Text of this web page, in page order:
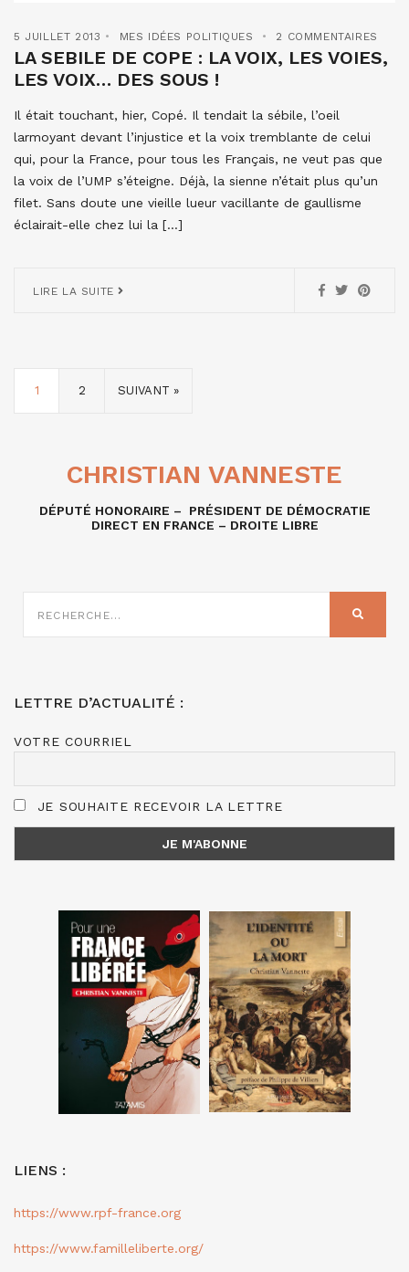
5 JUILLET 2013 MES IDÉES POLITIQUES 2 COMMENTAIRES
LA SEBILE DE COPE : LA VOIX, LES VOIES,
LES VOIX… DES SOUS !
Il était touchant, hier, Copé. Il tendait la sébile, l’oeil
larmoyant devant l’injustice et la voix tremblante de celui
qui, pour la France, pour tous les Français, ne veut pas que
la voix de l’UMP s’éteigne. Déjà, la sienne n’était plus qu’un
filet. Sans doute une vieille lueur vacillante de gaullisme
éclairait-elle chez lui la […]
LIRE LA SUITE
1 2 SUIVANT »
CHRISTIAN VANNESTE
DÉPUTÉ HONORAIRE – PRÉSIDENT DE DÉMOCRATIE
DIRECT EN FRANCE – DROITE LIBRE
RECHERCHE
SUR
LETTRE D’ACTUALITÉ :
VOTRE COURRIEL
JE SOUHAITE RECEVOIR LA LETTRE
LIENS :
https://www.rpf-france.org
https://www.familleliberte.org/